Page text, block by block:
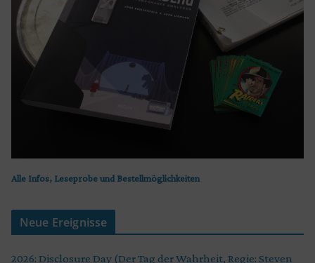
Alle Infos, Leseprobe und Bestellmöglichkeiten
Neue Ereignisse
2026: Disclosure Day (Der Tag der Wahrheit, Regie: Steven